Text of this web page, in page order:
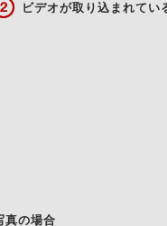
ビデオが取り込まれてい
真の場合